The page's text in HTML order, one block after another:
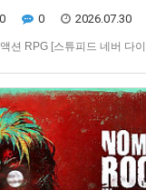
0 0 2026.07.30
션 RPG [스튜피드 네버 다